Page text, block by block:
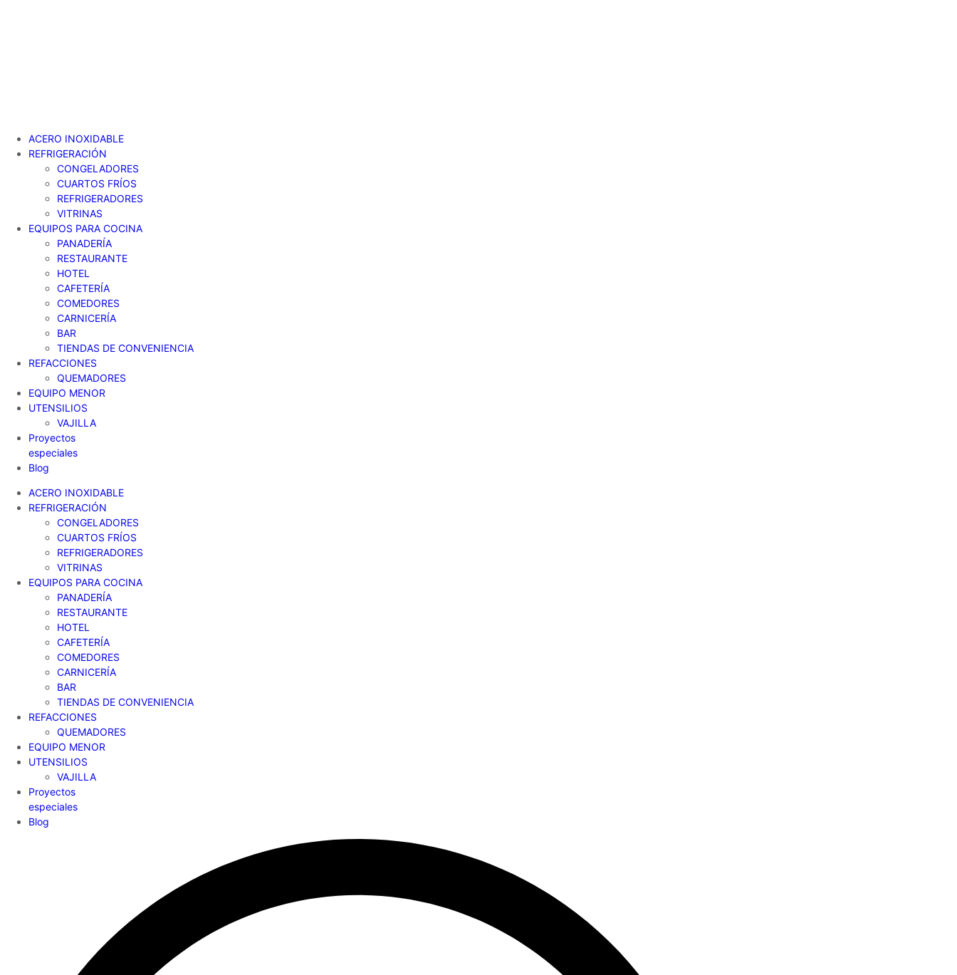
ACERO INOXIDABLE
REFRIGERACIÓN
CONGELADORES
CUARTOS FRÍOS
REFRIGERADORES
VITRINAS
EQUIPOS PARA COCINA
PANADERÍA
RESTAURANTE
HOTEL
CAFETERÍA
COMEDORES
CARNICERÍA
BAR
TIENDAS DE CONVENIENCIA
REFACCIONES
QUEMADORES
EQUIPO MENOR
UTENSILIOS
VAJILLA
Proyectos
especiales
Blog
ACERO INOXIDABLE
REFRIGERACIÓN
CONGELADORES
CUARTOS FRÍOS
REFRIGERADORES
VITRINAS
EQUIPOS PARA COCINA
PANADERÍA
RESTAURANTE
HOTEL
CAFETERÍA
COMEDORES
CARNICERÍA
BAR
TIENDAS DE CONVENIENCIA
REFACCIONES
QUEMADORES
EQUIPO MENOR
UTENSILIOS
VAJILLA
Proyectos
especiales
Blog